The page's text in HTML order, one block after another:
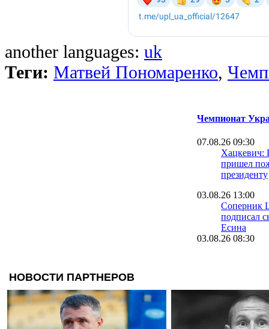
another languages: uk
Теги: Матвей Пономаренко,
Чемпионат
07.08.26 09:30
Хацкевич:
пришел
президенту
03.08.26 13:00
Соперник
подписал
Есина
03.08.26 08:30
16.07.26 18:11
Сергей
нас в